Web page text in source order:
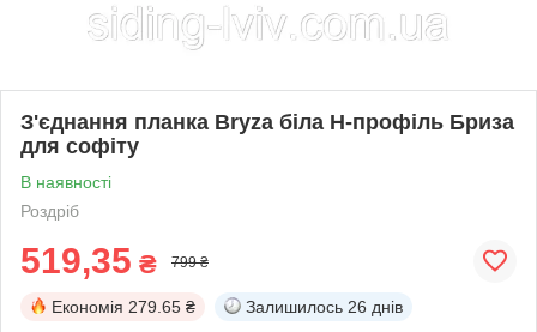
З'єднання планка Bryza біла Н-профіль Бриза
для софіту
В наявності
Роздріб
519,35 ₴ 799 ₴
Економія 279.65 ₴ Залишилось 26 днів